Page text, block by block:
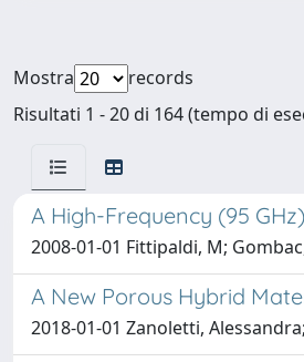
Mostra
records
Risultati 1 - 20 di 164 (tempo di
A High-Frequency (95
2008-01-01 Fittipaldi, M;
A New Porous Hybrid
2018-01-01 Zanoletti,